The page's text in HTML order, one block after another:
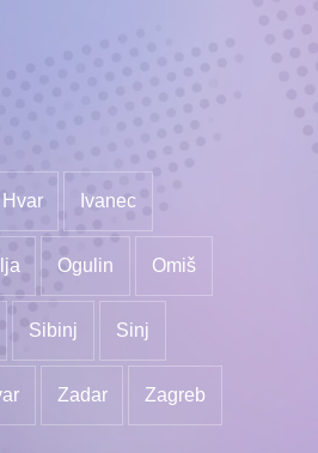
Hvar Ivanec
Ogulin Omiš
Sibinj Sinj
Zadar Zagreb